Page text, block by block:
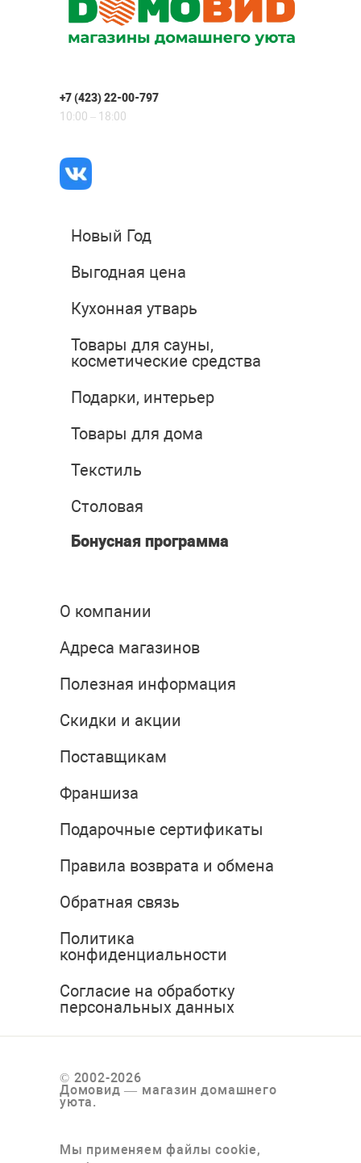
+7 (423) 22-00-797
10:00 – 18:00
Новый Год
Выгодная цена
Кухонная утварь
Товары для сауны,
косметические средства
Подарки, интерьер
Товары для дома
Текстиль
Столовая
Бонусная программа
О компании
Адреса магазинов
Полезная информация
Скидки и акции
Поставщикам
Франшиза
Подарочные сертификаты
Правила возврата и обмена
Обратная связь
Политика
конфиденциальности
Согласие на обработку
персональных данных
© 2002-2026
Домовид — магазин домашнего
уюта.
Мы применяем файлы cookie,